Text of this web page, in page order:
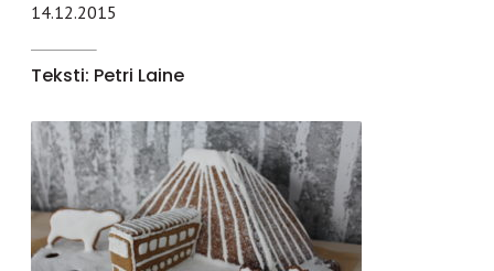
14.12.2015
Teksti: Petri Laine